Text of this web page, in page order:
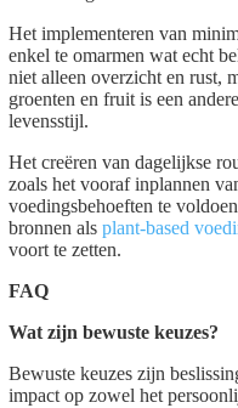
Het implementeren van
enkel te omarmen wat echt
niet alleen overzicht en rust,
groenten en fruit is een
levensstijl.
Het creëren van dagelijkse
zoals het vooraf inplannen
voedingsbehoeften te
bronnen als plant-based
voort te zetten.
FAQ
Wat zijn bewuste keuzes?
Bewuste keuzes zijn
impact op zowel het